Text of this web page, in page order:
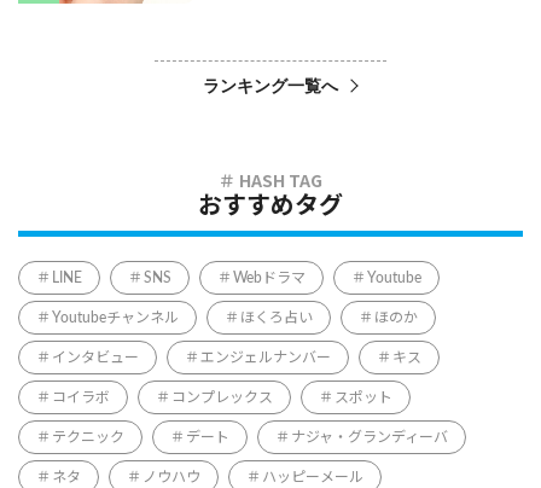
ランキング一覧へ
おすすめタグ
LINE SNS Webドラマ Youtube
Youtubeチャンネル ほくろ占い ほのか
インタビュー エンジェルナンバー キス
コイラボ コンプレックス スポット
テクニック デート ナジャ・グランディーバ
ネタ ノウハウ ハッピーメール